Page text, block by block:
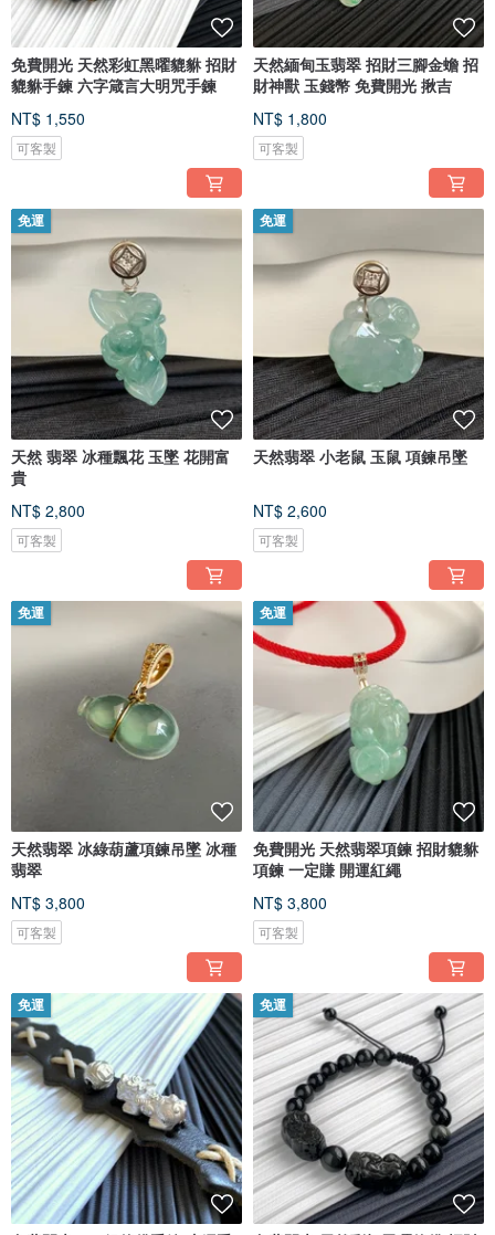
免費開光 天然彩虹黑曜貔貅 招財
貔貅手鍊 六字箴言大明咒手鍊
NT$ 1,550
可客製
天然緬甸玉翡翠 招財三腳金蟾 招
財神獸 玉錢幣 免費開光 揪吉
NT$ 1,800
可客製
免運
天然 翡翠 冰種飄花 玉墜 花開富
貴
NT$ 2,800
可客製
免運
天然翡翠 小老鼠 玉鼠 項鍊吊墜
NT$ 2,600
可客製
免運
天然翡翠 冰綠葫蘆項鍊吊墜 冰種
翡翠
NT$ 3,800
可客製
免運
免費開光 天然翡翠項鍊 招財貔貅
項鍊 一定賺 開運紅繩
NT$ 3,800
可客製
免運 免運